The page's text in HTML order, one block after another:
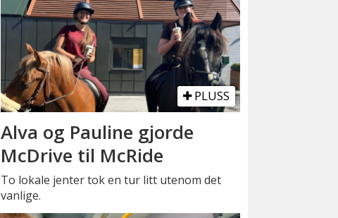
PLUSS
Alva og Pauline gjorde
McDrive til McRide
To lokale jenter tok en tur litt utenom det
vanlige.